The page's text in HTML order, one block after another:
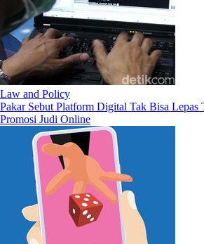
Law and Policy
Pakar Sebut Platform Digital Tak Bisa Lepas
Promosi Judi Online